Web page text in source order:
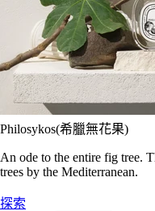
Philosykos(希臘無花果)
An ode to the entire fig tree.
trees by the Mediterranean.
探索